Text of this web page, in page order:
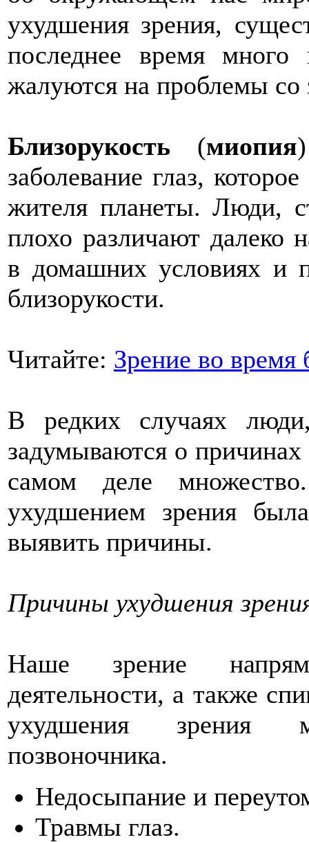
ухудшения зрения,
последнее время
жалуются на проблемы со
Близорукость (миопия
заболевание глаз,
жителя планеты. Люди,
плохо различают далеко
в домашних условиях и
близорукости.
Читайте: Зрение во время
В редких случаях
задумываются о
самом деле
ухудшением зрения
выявить причины.
Причины ухудшения
Наше зрение
деятельности, а также
ухудшения зрения
позвоночника.
Недосыпание и
Травмы глаз.